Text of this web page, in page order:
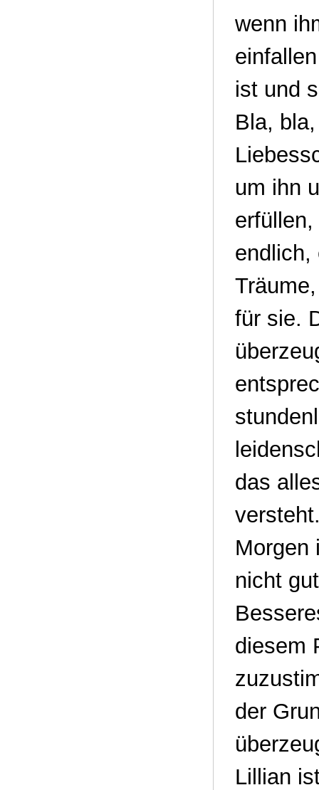
wenn
ist und
Bla,
um ihn
endlich,
für sie.
das
Morgen
nicht
diesem
der
Lillian